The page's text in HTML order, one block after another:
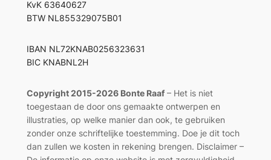
KvK 63640627
BTW NL855329075B01
IBAN NL72KNAB0256323631
BIC KNABNL2H
Copyright 2015-2026 Bonte Raaf– Het is niet
toegestaan de door ons gemaakte ontwerpen en
illustraties, op welke manier dan ook, te gebruiken
zonder onze schriftelijke toestemming. Doe je dit toch
dan zullen we kosten in rekening brengen. Disclaimer –